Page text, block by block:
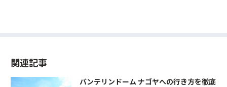
関連記事
バンテリンドーム ナゴヤへの行き方を徹底